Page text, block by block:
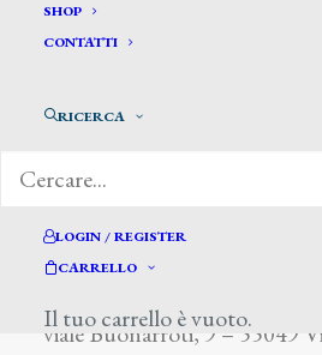
SHOP
CONTATTI
RICERCA
LOGIN / REGISTER
CARRELLO
Il tuo carrello è vuoto.
viale Buonarroti, 9 – 55049